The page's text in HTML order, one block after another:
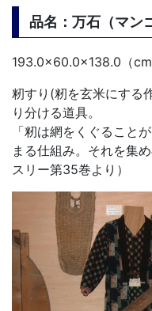
品名：万石（マン
193.0×60.0×138.0（cm
籾すり(籾を玄米にする
り分ける道具。
「籾は網をくぐること
まる仕組み。それを集
スリー第35巻より）